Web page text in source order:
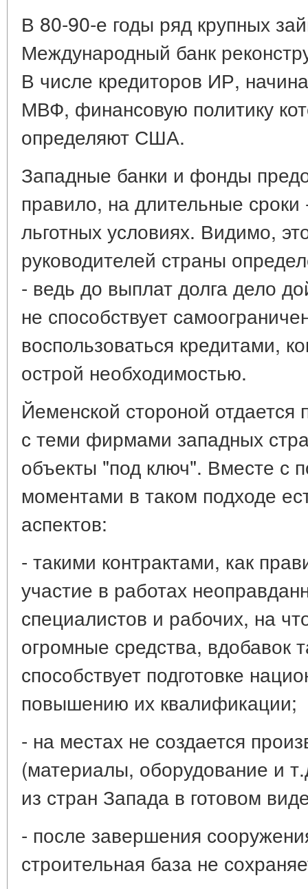
В 80-90-е годы ряд крупных
Международный банк
В числе кредиторов ИР,
МВФ, финансовую политику
определяют США.
Западные банки и фонды
правило, на длительные
льготных условиях. Видимо,
руководителей страны
- ведь до выплат долга дело
не способствует
воспользоваться кредитами,
острой необходимостью.
Йеменской стороной отдается
с теми фирмами западных
объекты "под ключ". Вместе с
моментами в таком подходе
аспектов:
- такими контрактами, как
участие в работах
специалистов и рабочих, на
огромные средства, вдобавок
способствует подготовке
повышению их квалификации;
- на местах не создается
(материалы, оборудование и
из стран Запада в готовом
- после завершения
строительная база не